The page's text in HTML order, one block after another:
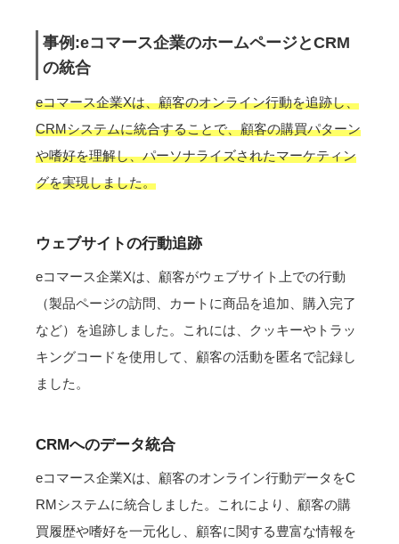
事例:eコマース企業のホームページとCRM
の統合
eコマース企業Xは、顧客のオンライン行動を追跡し、
CRMシステムに統合することで、顧客の購買パターン
や嗜好を理解し、パーソナライズされたマーケティン
グを実現しました。
ウェブサイトの行動追跡
eコマース企業Xは、顧客がウェブサイト上での行動
（製品ページの訪問、カートに商品を追加、購入完了
など）を追跡しました。これには、クッキーやトラッ
キングコードを使用して、顧客の活動を匿名で記録し
ました。
CRMへのデータ統合
eコマース企業Xは、顧客のオンライン行動データをC
RMシステムに統合しました。これにより、顧客の購
買履歴や嗜好を一元化し、顧客に関する豊富な情報を